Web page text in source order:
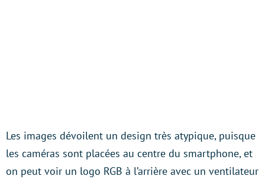
Les images dévoilent un design très atypique, puisque
les caméras sont placées au centre du smartphone, et
on peut voir un logo RGB à l’arrière avec un ventilateur